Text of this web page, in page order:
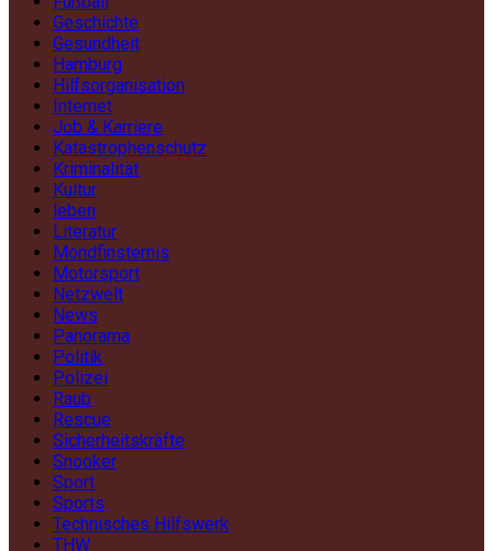
Geschichte
Gesundheit
Hamburg
Hilfsorganisation
Internet
Job & Karriere
Katastrophenschutz
Kriminalität
Kultur
leben
Literatur
Mondfinsternis
Motorsport
Netzwelt
News
Panorama
Politik
Polizei
Raub
Rescue
Sicherheitskräfte
Snooker
Sport
Sports
Technisches Hilfswerk
THW